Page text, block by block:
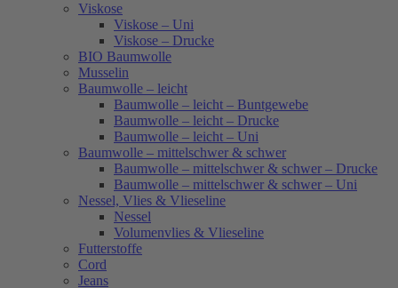
Viskose
Viskose – Uni
Viskose – Drucke
BIO Baumwolle
Musselin
Baumwolle – leicht
Baumwolle – leicht – Buntgewebe
Baumwolle – leicht – Drucke
Baumwolle – leicht – Uni
Baumwolle – mittelschwer & schwer
Baumwolle – mittelschwer & schwer – Drucke
Baumwolle – mittelschwer & schwer – Uni
Nessel, Vlies & Vlieseline
Nessel
Volumenvlies & Vlieseline
Futterstoffe
Cord
Jeans